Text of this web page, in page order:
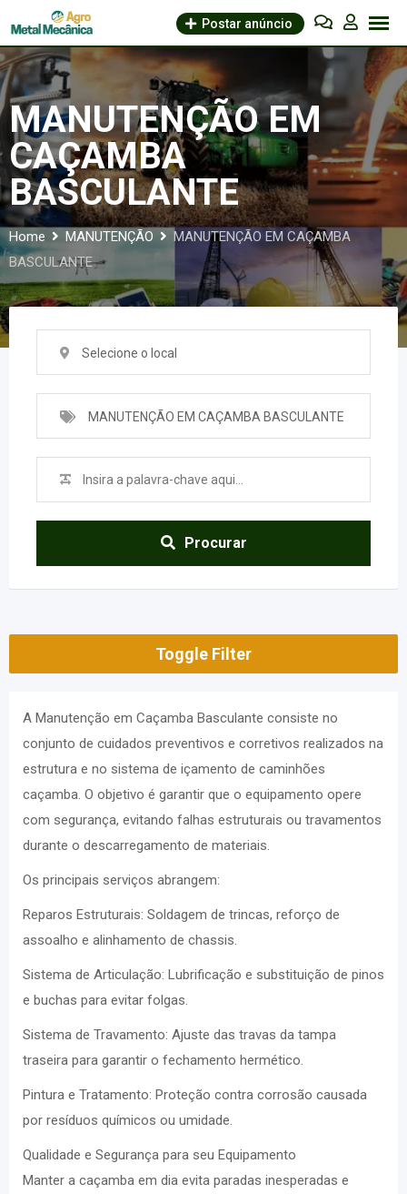
to
content
Postar anúncio
MANUTENÇÃO EM
CAÇAMBA
BASCULANTE
Home MANUTENÇÃO
MANUTENÇÃO EM CAÇAMBA
BASCULANTE
Selecione o local
MANUTENÇÃO EM CAÇAMBA BASCULANTE
Procurar
Toggle Filter
A Manutenção em Caçamba Basculante consiste no
conjunto de cuidados preventivos e corretivos realizados na
estrutura e no sistema de içamento de caminhões
caçamba. O objetivo é garantir que o equipamento opere
com segurança, evitando falhas estruturais ou travamentos
durante o descarregamento de materiais.
Os principais serviços abrangem:
Reparos Estruturais: Soldagem de trincas, reforço de
assoalho e alinhamento de chassis.
Sistema de Articulação: Lubrificação e substituição de pinos
e buchas para evitar folgas.
Sistema de Travamento: Ajuste das travas da tampa
traseira para garantir o fechamento hermético.
Pintura e Tratamento: Proteção contra corrosão causada
por resíduos químicos ou umidade.
Qualidade e Segurança para seu Equipamento
Manter a caçamba em dia evita paradas inesperadas e